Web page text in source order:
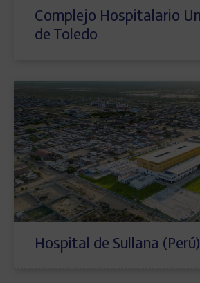
Complejo Hospitalario
de Toledo
Hospital de Sullana (Perú)